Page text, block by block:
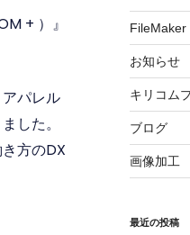
+ ）』
パレル
した。
方のDX
FileMaker
お知らせ
キリコム
ブログ
画像加工
最近の投稿